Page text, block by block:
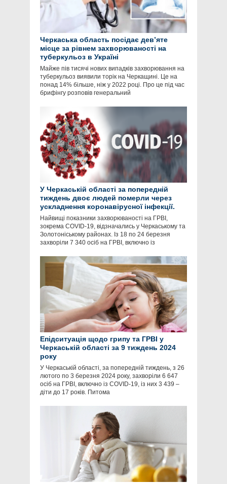
Черкаська область посідає девʼяте
місце за рівнем захворюваності на
туберкульоз в Україні
Майже пів тисячі нових випадків захворювання на
туберкульоз виявили торік на Черкащині. Це на
понад 14% більше, ніж у 2022 році. Про це під час
брифінгу розповів генеральний
У Черкаській області за попередній
тиждень двоє людей померли через
ускладнення коронавірусної інфекції.
Найвищі показники захворюваності на ГРВІ,
зокрема COVID-19, відзначались у Черкаському та
Золотоніському районах. Із 18 по 24 березня
захворіли 7 340 осіб на ГРВІ, включно із
Епідситуація щодо грипу та ГРВІ у
Черкаській області за 9 тиждень 2024
року
У Черкаській області, за попередній тиждень, з 26
лютого по 3 березня 2024 року, захворіли 6 647
осіб на ГРВІ, включно із COVID-19, із них 3 439 –
діти до 17 років. Питома